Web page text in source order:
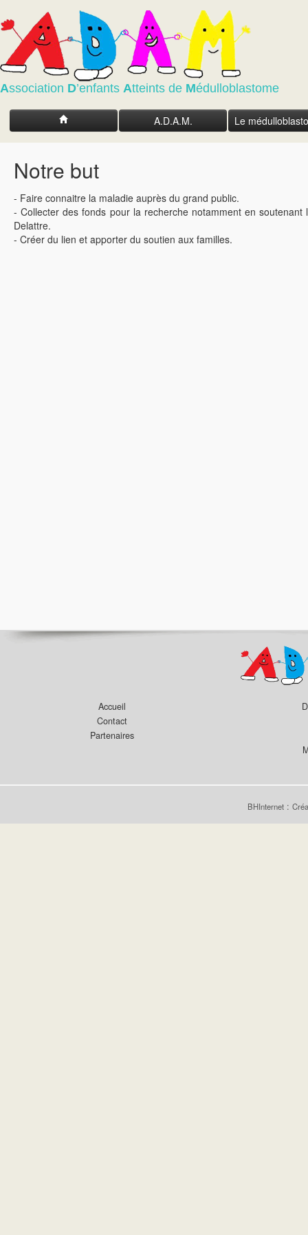
Association D’enfants Atteints de Médulloblastome
A.D.A.M. Le
Notre but
- Faire connaitre la maladie auprès du grand public.
- Collecter des fonds pour la recherche notamment en
Delattre.
- Créer du lien et apporter du soutien aux familles.
Accueil
Contact
Partenaires
BHInternet :